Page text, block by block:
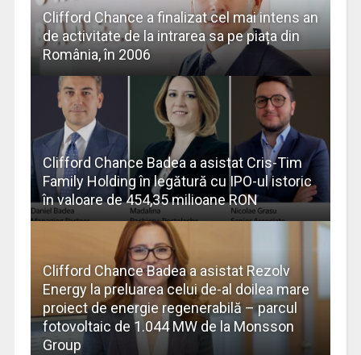
Clifford Chance a finalizat cel mai intens an
de activitate de la intrarea sa pe piața din
România, în 2006
Clifford Chance Badea a asistat Cris-Tim
Family Holding în legătură cu IPO-ul istoric
în valoare de 454,35 milioane RON
Clifford Chance Badea a asistat Rezolv
Energy la preluarea celui de-al doilea mare
proiect de energie regenerabilă – parcul
fotovoltaic de 1.044 MW de la Monsson
Group